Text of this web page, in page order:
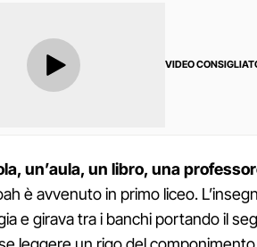
VIDEO
un’aula, un libro, una
è avvenuto in primo liceo.
e girava tra i banchi portando il